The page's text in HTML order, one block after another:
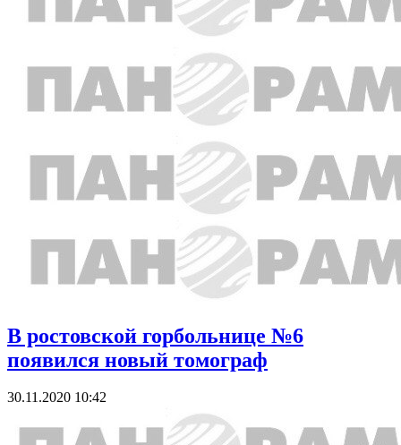
В ростовской горбольнице №6
появился новый томограф
30.11.2020 10:42